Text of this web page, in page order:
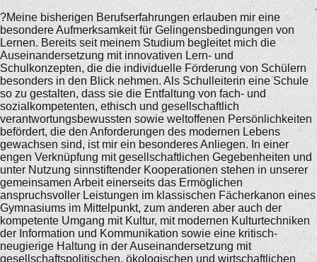
?Meine bisherigen Berufserfahrungen erlauben mir eine
besondere Aufmerksamkeit für Gelingensbedingungen von
Lernen. Bereits seit meinem Studium begleitet mich die
Auseinandersetzung mit innovativen Lern- und
Schulkonzepten, die die individuelle Förderung von Schülern
besonders in den Blick nehmen. Als Schulleiterin eine Schule
so zu gestalten, dass sie die Entfaltung von fach- und
sozialkompetenten, ethisch und gesellschaftlich
verantwortungsbewussten sowie weltoffenen Persönlichkeiten
befördert, die den Anforderungen des modernen Lebens
gewachsen sind, ist mir ein besonderes Anliegen. In einer
engen Verknüpfung mit gesellschaftlichen Gegebenheiten und
unter Nutzung sinnstiftender Kooperationen stehen in unserer
gemeinsamen Arbeit einerseits das Ermöglichen
anspruchsvoller Leistungen im klassischen Fächerkanon eines
Gymnasiums im Mittelpunkt, zum anderen aber auch der
kompetente Umgang mit Kultur, mit modernen Kulturtechniken
der Information und Kommunikation sowie eine kritisch-
neugierige Haltung in der Auseinandersetzung mit
gesellschaftspolitischen, ökologischen und wirtschaftlichen